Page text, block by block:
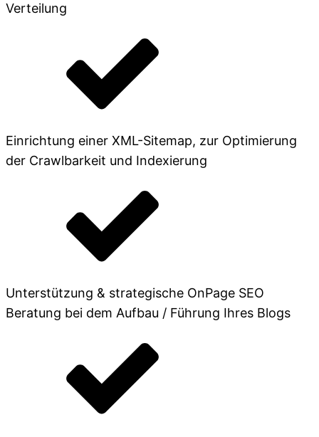
Verteilung
Einrichtung einer XML-Sitemap, zur Optimierung
der Crawlbarkeit und Indexierung
Unterstützung & strategische OnPage SEO
Beratung bei dem Aufbau / Führung Ihres Blogs